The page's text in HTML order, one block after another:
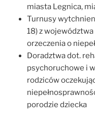
miasta Legnica,
Turnusy
18) z
orzeczenia o
Doradztwa dot.
psychoruchowe i
rodziców
porodzie dziecka